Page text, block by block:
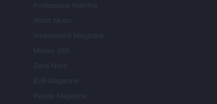
Professione mamma
World Music
Investimenti Magazine
Money 365
Zona Nerd
B2B Magazine
People Magazine